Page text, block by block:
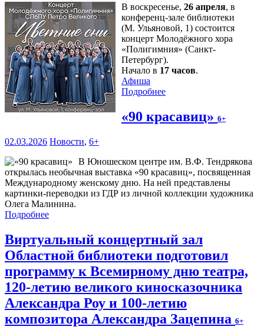
В воскресенье, 26 апреля, в
конференц-зале библиотеки
(М. Ульяновой, 1) состоится
концерт Молодёжного хора
«Полигимния» (Санкт-
Петербург).
Начало в 17 часов.
Афиша
Подробнее
«90 красавиц» 6+
02.03.2026 Новости, 6+
В Юношеском центре им. В.Ф. Тендрякова
открылась необычная выставка «90 красавиц», посвященная
Международному женскому дню. На ней представлены
картинки-переводки из ГДР из личной коллекции художника
Олега Малинина.
Подробнее
Виртуальный концертный зал
Областной библиотеки подготовил
программу к Всемирному дню театра,
120-летию великого киносказочника
Александра Роу и 100-летию
композитора Александра Зацепина 6+